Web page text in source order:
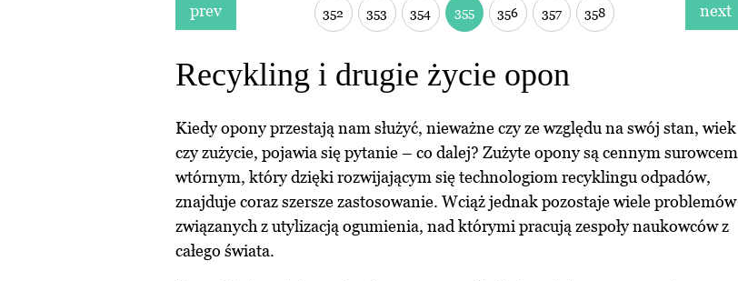
prev 352 353 354 355 356 357 358 next
Recykling i drugie życie opon
Kiedy opony przestają nam służyć, nieważne czy ze względu na swój stan, wiek
czy zużycie, pojawia się pytanie – co dalej? Zużyte opony są cennym surowcem
wtórnym, który dzięki rozwijającym się technologiom recyklingu odpadów,
znajduje coraz szersze zastosowanie. Wciąż jednak pozostaje wiele problemów
związanych z utylizacją ogumienia, nad którymi pracują zespoły naukowców z
całego świata.